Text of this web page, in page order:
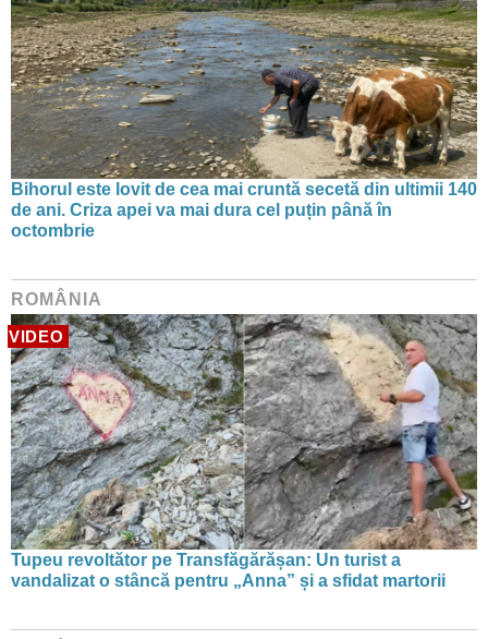
Bihorul este lovit de cea mai cruntă secetă din ultimii 140
de ani. Criza apei va mai dura cel puțin până în
octombrie
ROMÂNIA
VIDEO
Tupeu revoltător pe Transfăgărășan: Un turist a
vandalizat o stâncă pentru „Anna” și a sfidat martorii